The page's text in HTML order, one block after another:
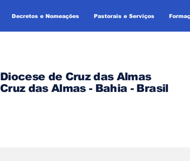
Decretos e Nomeações Pastorais e Serviços
Diocese de Cruz das Almas
Cruz das Almas - Bahia - Brasil